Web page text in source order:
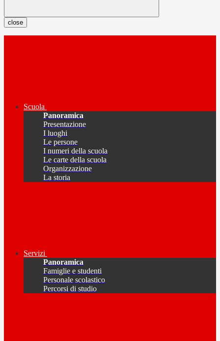
close
Scuola
Panoramica
Presentazione
I luoghi
Le persone
I numeri della scuola
Le carte della scuola
Organizzazione
La storia
Servizi
Panoramica
Famiglie e studenti
Personale scolastico
Percorsi di studio